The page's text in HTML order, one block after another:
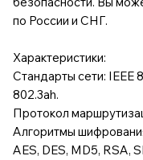
по России и СНГ.
Характеристики:
Стандарты сети: IEEE
802.3ah.
Протокол
Алгоритмы
AES, DES, MD5, RSA,